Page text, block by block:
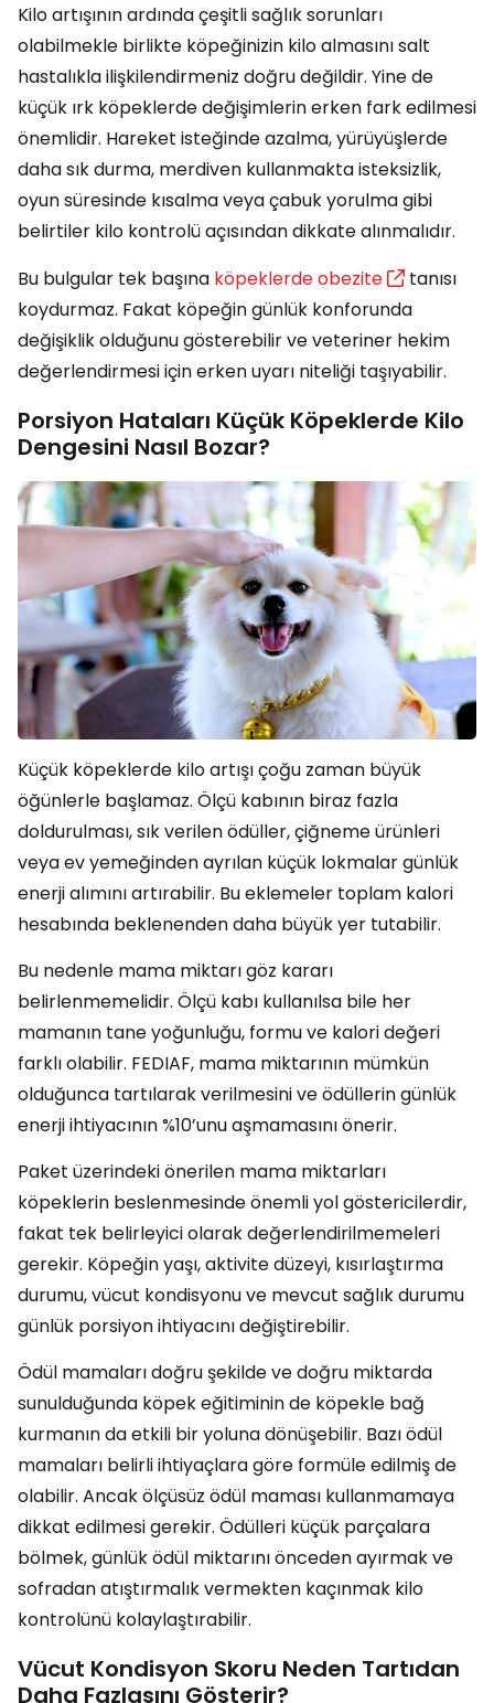
Kilo artışının ardında çeşitli sağlık sorunları
olabilmekle birlikte köpeğinizin kilo almasını salt
hastalıkla ilişkilendirmeniz doğru değildir. Yine de
küçük ırk köpeklerde değişimlerin erken fark edilmesi
önemlidir. Hareket isteğinde azalma, yürüyüşlerde
daha sık durma, merdiven kullanmakta isteksizlik,
oyun süresinde kısalma veya çabuk yorulma gibi
belirtiler kilo kontrolü açısından dikkate alınmalıdır.
Bu bulgular tek başına köpeklerde obezite
tanısı
koydurmaz. Fakat köpeğin günlük konforunda
değişiklik olduğunu gösterebilir ve veteriner hekim
değerlendirmesi için erken uyarı niteliği taşıyabilir.
Porsiyon Hataları Küçük Köpeklerde Kilo
Dengesini Nasıl Bozar?
Küçük köpeklerde kilo artışı çoğu zaman büyük
öğünlerle başlamaz. Ölçü kabının biraz fazla
doldurulması, sık verilen ödüller, çiğneme ürünleri
veya ev yemeğinden ayrılan küçük lokmalar günlük
enerji alımını artırabilir. Bu eklemeler toplam kalori
hesabında beklenenden daha büyük yer tutabilir.
Bu nedenle mama miktarı göz kararı
belirlenmemelidir. Ölçü kabı kullanılsa bile her
mamanın tane yoğunluğu, formu ve kalori değeri
farklı olabilir. FEDIAF, mama miktarının mümkün
olduğunca tartılarak verilmesini ve ödüllerin günlük
enerji ihtiyacının %10’unu aşmamasını önerir.
Paket üzerindeki önerilen mama miktarları
köpeklerin beslenmesinde önemli yol göstericilerdir,
fakat tek belirleyici olarak değerlendirilmemeleri
gerekir. Köpeğin yaşı, aktivite düzeyi, kısırlaştırma
durumu, vücut kondisyonu ve mevcut sağlık durumu
günlük porsiyon ihtiyacını değiştirebilir.
Ödül mamaları doğru şekilde ve doğru miktarda
sunulduğunda köpek eğitiminin de köpekle bağ
kurmanın da etkili bir yoluna dönüşebilir. Bazı ödül
mamaları belirli ihtiyaçlara göre formüle edilmiş de
olabilir. Ancak ölçüsüz ödül maması kullanmamaya
dikkat edilmesi gerekir. Ödülleri küçük parçalara
bölmek, günlük ödül miktarını önceden ayırmak ve
sofradan atıştırmalık vermekten kaçınmak kilo
kontrolünü kolaylaştırabilir.
Vücut Kondisyon Skoru Neden Tartıdan
Daha Fazlasını Gösterir?